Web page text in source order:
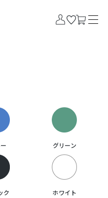
グリーン
ク ホワイト